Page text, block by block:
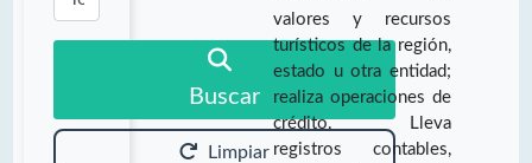
Buscar
Limpiar
valores y recursos
turísticos de la región,
estado u otra entidad;
realiza operaciones de
crédito. Lleva
registros contables,